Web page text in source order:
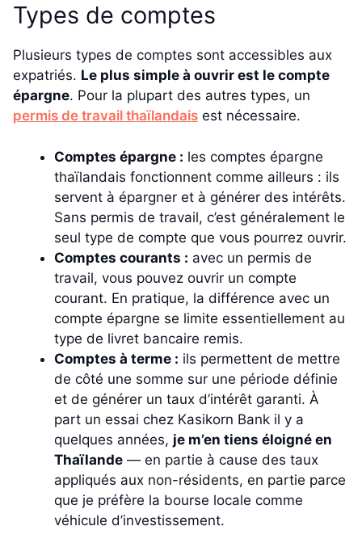
Types de comptes
Plusieurs types de comptes sont accessibles aux
expatriés. Le plus simple à ouvrir est le compte
épargne. Pour la plupart des autres types, un
permis de travail thaïlandais est nécessaire.
Comptes épargne : les comptes épargne
thaïlandais fonctionnent comme ailleurs : ils
servent à épargner et à générer des intérêts.
Sans permis de travail, c’est généralement le
seul type de compte que vous pourrez ouvrir.
Comptes courants : avec un permis de
travail, vous pouvez ouvrir un compte
courant. En pratique, la différence avec un
compte épargne se limite essentiellement au
type de livret bancaire remis.
Comptes à terme : ils permettent de mettre
de côté une somme sur une période définie
et de générer un taux d’intérêt garanti. À
part un essai chez Kasikorn Bank il y a
quelques années, je m’en tiens éloigné en
Thaïlande — en partie à cause des taux
appliqués aux non-résidents, en partie parce
que je préfère la bourse locale comme
véhicule d’investissement.